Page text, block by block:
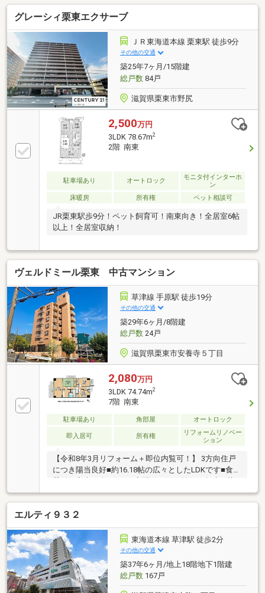
グレーシィ栗東エクサーブ
ＪＲ東海道本線 栗東駅 徒歩9分
その他の交通
築25年7ヶ月/15階建
総戸数84戸
滋賀県栗東市野尻
2,500万円
3LDK 78.67m2
2階 南東
駐車場あり オートロック
モニタ付インターホ
ン
床暖房
所有権 ペット相談可
JR栗東駅歩9分！ペット飼育可！南東向き！全居室6帖
以上！全居室収納！
ヴェルドミール栗東 中古マンション
草津線 手原駅 徒歩19分
その他の交通
築29年6ヶ月/8階建
総戸数24戸
滋賀県栗東市安養寺５丁目
2,080万円
3LDK 74.74m2
7階 南東
駐車場あり 角部屋 オートロック
即入居可 所有権
リフォームリノベー
ション
【令和8年3月リフォーム＋即位内覧可！】 3方向住戸
につき陽当良好■約16.18帖の広々としたLDKです■食洗
器付で家事も楽々です■宅配ボックス付で不在時の荷
物受け取りもスムーズです
エルティ９３２
東海道本線 草津駅 徒歩2分
その他の交通
築37年6ヶ月/地上18階地下1階建
総戸数167戸